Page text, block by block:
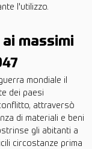
l'utilizzo.
massimi
mondiale il
dei paesi
attraversò
di materiali e beni
gli abitanti a
circostanze prima